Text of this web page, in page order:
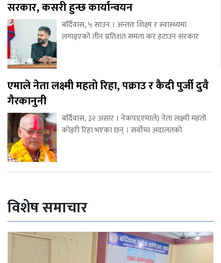
सरकार, कसरी हुन्छ कार्यान्वयन
बर्दिवास, ५ साउन । अन्ततः शिक्ष्ष र स्वास्थ्यमा
लगाइएको तीन प्रतिशत समता कर हटाउन सरकार
एमाले नेता लक्ष्मी महतो रिहा, पक्राउ र कैदी पुर्जी दुवै
गैरकानुनी
बर्दिवास, ३२ असार । नेकपा(एमाले) नेता लक्ष्मी महतो
कोइरी रिहा भएका छन् । सर्वोच्च अदालतको
विशेष समाचार